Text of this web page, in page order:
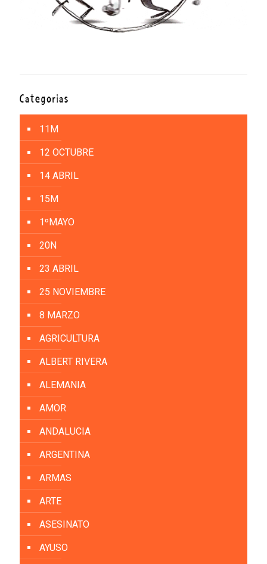
Categorías
11M
12 OCTUBRE
14 ABRIL
15M
1ºMAYO
20N
23 ABRIL
25 NOVIEMBRE
8 MARZO
AGRICULTURA
ALBERT RIVERA
ALEMANIA
AMOR
ANDALUCIA
ARGENTINA
ARMAS
ARTE
ASESINATO
AYUSO